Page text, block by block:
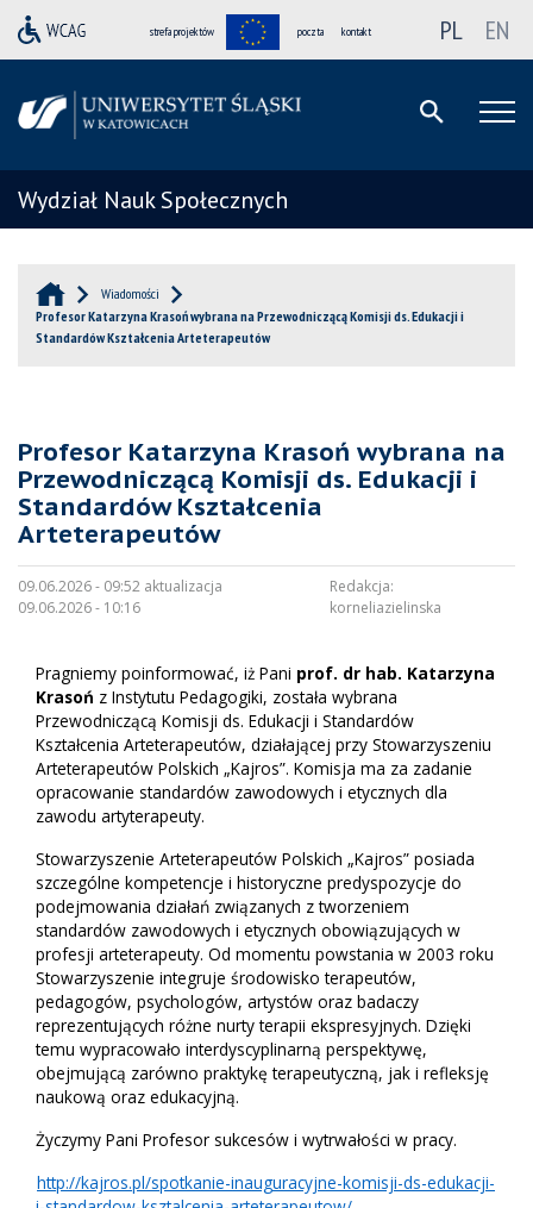
strefa projektów poczta kontakt PL EN
Wydział Nauk Społecznych
Wiadomości
Profesor Katarzyna Krasoń wybrana na Przewodniczącą Komisji ds. Edukacji i
Standardów Kształcenia Arteterapeutów
Profesor Katarzyna Krasoń wybrana na
Przewodniczącą Komisji ds. Edukacji i
Standardów Kształcenia
Arteterapeutów
09.06.2026 - 09:52 aktualizacja
09.06.2026 - 10:16
Redakcja:
korneliazielinska
Pragniemy poinformować, iż Pani prof. dr hab. Katarzyna
Krasoń z Instytutu Pedagogiki, została wybrana
Przewodniczącą Komisji ds. Edukacji i Standardów
Kształcenia Arteterapeutów, działającej przy Stowarzyszeniu
Arteterapeutów Polskich „Kajros”. Komisja ma za zadanie
opracowanie standardów zawodowych i etycznych dla
zawodu artyterapeuty.
Stowarzyszenie Arteterapeutów Polskich „Kajros” posiada
szczególne kompetencje i historyczne predyspozycje do
podejmowania działań związanych z tworzeniem
standardów zawodowych i etycznych obowiązujących w
profesji arteterapeuty. Od momentu powstania w 2003 roku
Stowarzyszenie integruje środowisko terapeutów,
pedagogów, psychologów, artystów oraz badaczy
reprezentujących różne nurty terapii ekspresyjnych. Dzięki
temu wypracowało interdyscyplinarną perspektywę,
obejmującą zarówno praktykę terapeutyczną, jak i refleksję
naukową oraz edukacyjną.
Życzymy Pani Profesor sukcesów i wytrwałości w pracy.
http://kajros.pl/spotkanie-inauguracyjne-komisji-ds-edukacji-